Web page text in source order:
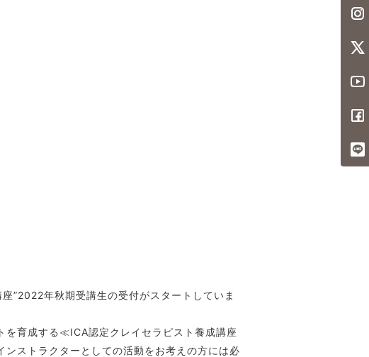
”2022年秋期受講生の受付がスタートしていま
育成する≪ICA認定クレイセラピスト養成講座
ストラクターとしての活動をお考えの方には必